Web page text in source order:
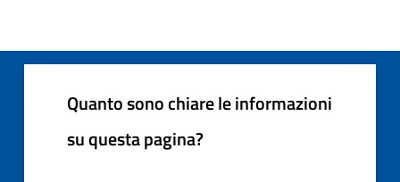
Quanto sono chiare le informazioni
su questa pagina?